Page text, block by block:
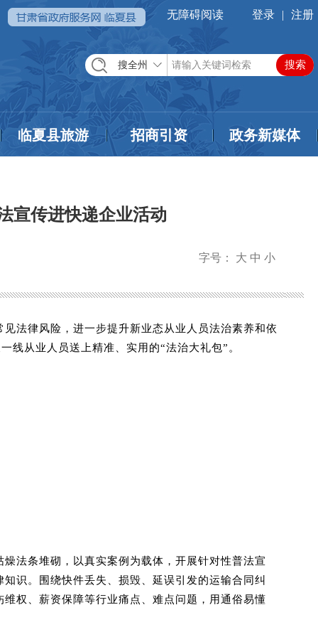
无障碍阅读 登录 | 注册
搜全州
临夏县旅游 招商引资 政务新媒体
宣传进快递企业活动
字号： 大 中 小
法律风险，进一步提升新业态从业人员法治素养和依
线从业人员送上精准、实用的“法治大礼包”。
法条堆砌，以真实案例为载体，开展针对性普法宣
识。围绕快件丢失、损毁、延误引发的运输合同纠
权、薪资保障等行业痛点、难点问题，用通俗易懂